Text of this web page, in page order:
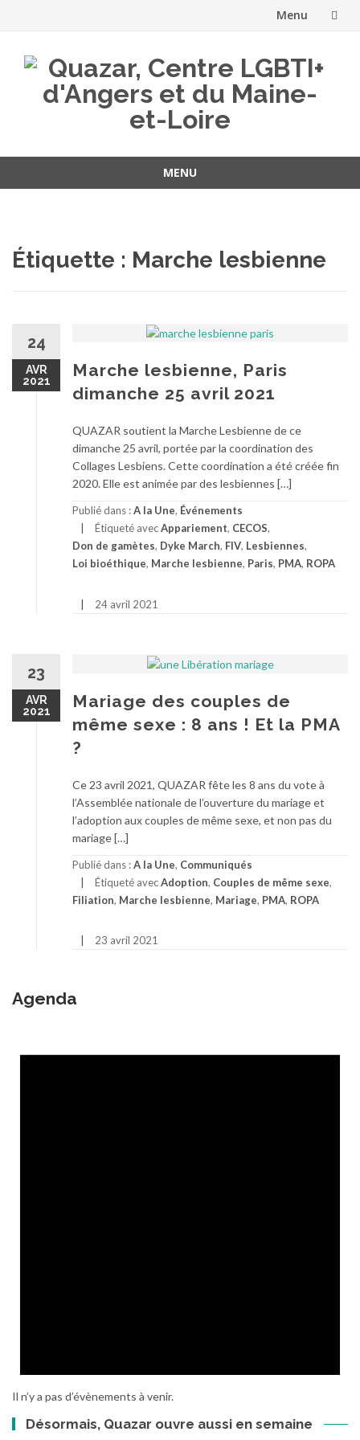
Menu
contenu
MENU
Étiquette : Marche lesbienne
24
AVR
2021
Marche lesbienne, Paris
dimanche 25 avril 2021
QUAZAR soutient la Marche Lesbienne de ce
dimanche 25 avril, portée par la coordination des
Collages Lesbiens. Cette coordination a été créée fin
2020. Elle est animée par des lesbiennes […]
Publié dans :A la Une, Événements
Étiqueté avecAppariement, CECOS,
Don de gamètes, Dyke March, FIV, Lesbiennes,
Loi bioéthique, Marche lesbienne, Paris, PMA, ROPA
24 avril 2021
23
AVR
2021
Mariage des couples de
même sexe : 8 ans ! Et la PMA
?
Ce 23 avril 2021, QUAZAR fête les 8 ans du vote à
l’Assemblée nationale de l’ouverture du mariage et
l’adoption aux couples de même sexe, et non pas du
mariage […]
Publié dans :A la Une, Communiqués
Étiqueté avecAdoption, Couples de même sexe,
Filiation, Marche lesbienne, Mariage, PMA, ROPA
23 avril 2021
Agenda
Il n’y a pas d’évènements à venir.
Désormais, Quazar ouvre aussi en semaine